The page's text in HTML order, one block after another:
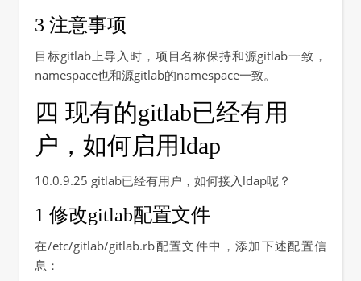
3 注意事项
目标gitlab上导入时，项目名称保持和源gitlab一致，
namespace也和源gitlab的namespace一致。
四 现有的gitlab已经有用
户，如何启用ldap
10.0.9.25 gitlab已经有用户，如何接入ldap呢？
1 修改gitlab配置文件
在/etc/gitlab/gitlab.rb配置文件中，添加下述配置信
息：